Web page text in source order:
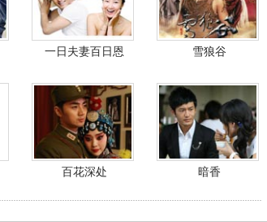
一日夫妻百日恩 雪狼谷
百花深处 暗香